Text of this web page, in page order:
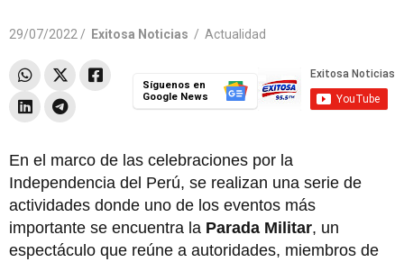
29/07/2022 / Exitosa Noticias / Actualidad
Síguenos en
Google News
En el marco de las celebraciones por la
Independencia del Perú, se realizan una serie de
actividades donde uno de los eventos más
importante se encuentra la Parada Militar, un
espectáculo que reúne a autoridades, miembros de